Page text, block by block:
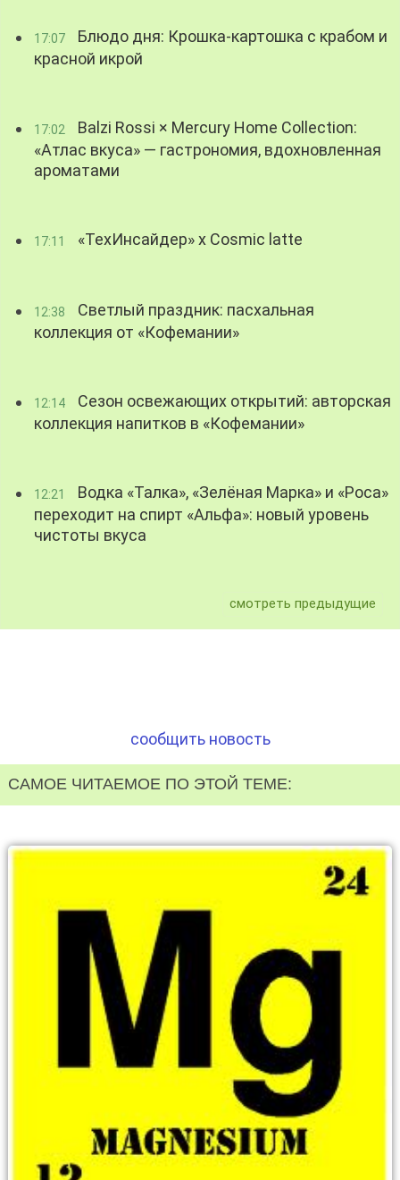
17:07
Блюдо дня: Крошка-картошка с крабом и
красной икрой
17:02
Balzi Rossi × Mercury Home Collection:
«Атлас вкуса» — гастрономия, вдохновленная
ароматами
17:11 «ТехИнсайдер» х Cosmic latte
12:38
Светлый праздник: пасхальная
коллекция от «Кофемании»
12:14
Сезон освежающих открытий: авторская
коллекция напитков в «Кофемании»
12:21
Водка «Талка», «Зелёная Марка» и «Роса»
переходит на спирт «Альфа»: новый уровень
чистоты вкуса
смотреть предыдущие
сообщить новость
САМОЕ ЧИТАЕМОЕ ПО ЭТОЙ ТЕМЕ: